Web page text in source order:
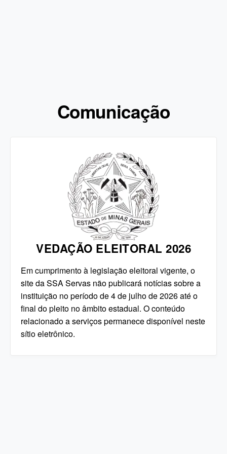
Comunicação
VEDAÇÃO ELEITORAL 2026
Em cumprimento à legislação eleitoral vigente, o
site da SSA Servas não publicará notícias sobre a
instituição no período de 4 de julho de 2026 até o
final do pleito no âmbito estadual. O conteúdo
relacionado a serviços permanece disponível neste
sítio eletrônico.